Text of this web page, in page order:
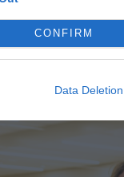
CONFIRM
Data Deletion
Además,
magnesioque
nervioso.